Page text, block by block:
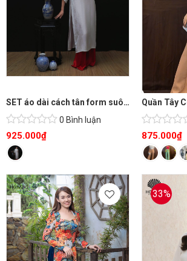
SET áo dài cách tân form suông kèm quần lụa
0 Bình luận
925.000₫
Quần Tây
875.000₫
33%